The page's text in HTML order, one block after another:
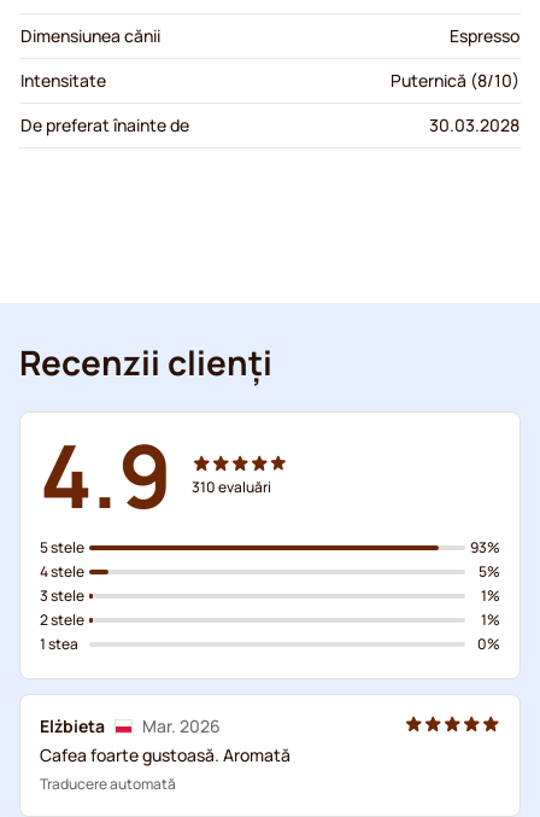
Dimensiunea cănii
Espresso
Intensitate
Puternică (8/10)
De preferat înainte de
30.03.2028
Recenzii clienți
4.9 310evaluări
5 stele
4 stele
3 stele
2 stele
1 stea
93%
5%
1%
1%
0%
Elżbieta
Mar. 2026
Cafea foarte gustoasă. Aromată
Traducere automată